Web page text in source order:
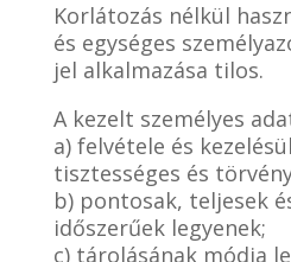
Korlátozás nélkül
és egységes
jel alkalmazása tilos.
A kezelt személyes
a) felvétele és
tisztességes és
b) pontosak, teljesek
időszerűek legyenek;
c) tárolásának módja